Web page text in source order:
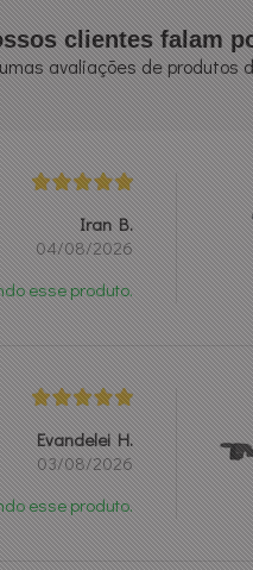
clientes falam
avaliações de produtos
Iran B.
04/08/2026
esse produto.
Evandelei H.
03/08/2026
esse produto.